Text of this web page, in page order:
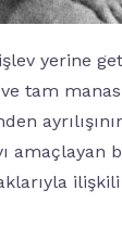
yerine
tam
ilişkili